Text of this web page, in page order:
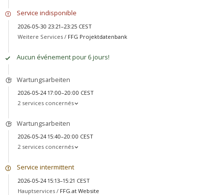
Service indisponible
2026-05-30 23:21–23:25 CEST
Weitere Services / FFG Projektdatenbank
Aucun événement pour 6 jours!
Wartungsarbeiten
2026-05-24 17:00–20:00 CEST
2 services concernés
Wartungsarbeiten
2026-05-24 15:40–20:00 CEST
2 services concernés
Service intermittent
2026-05-24 15:13–15:21 CEST
Hauptservices / FFG.at Website